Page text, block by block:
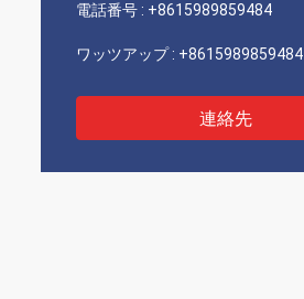
電話番号 : +8615989859484
ワッツアップ : +8615989859484
連絡先